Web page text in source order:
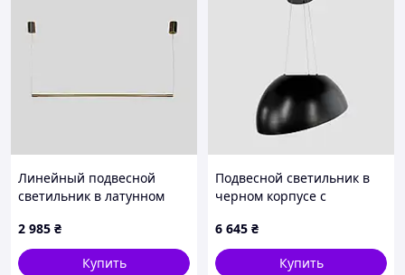
Линейный подвесной
светильник в латунном
2 985 ₴
Купить
Подвесной светильник в
черном корпусе с
Ø50х30 см
6 645 ₴
Купить